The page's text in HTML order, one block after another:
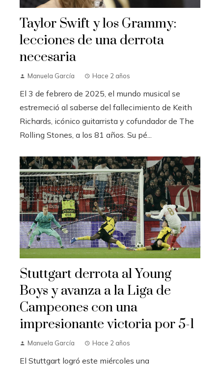
Taylor Swift y los Grammy:
lecciones de una derrota
necesaria
Manuela García Hace 2 años
El 3 de febrero de 2025, el mundo musical se
estremeció al saberse del fallecimiento de Keith
Richards, icónico guitarrista y cofundador de The
Rolling Stones, a los 81 años. Su pé...
Stuttgart derrota al Young
Boys y avanza a la Liga de
Campeones con una
impresionante victoria por 5-1
Manuela García Hace 2 años
El Stuttgart logró este miércoles una